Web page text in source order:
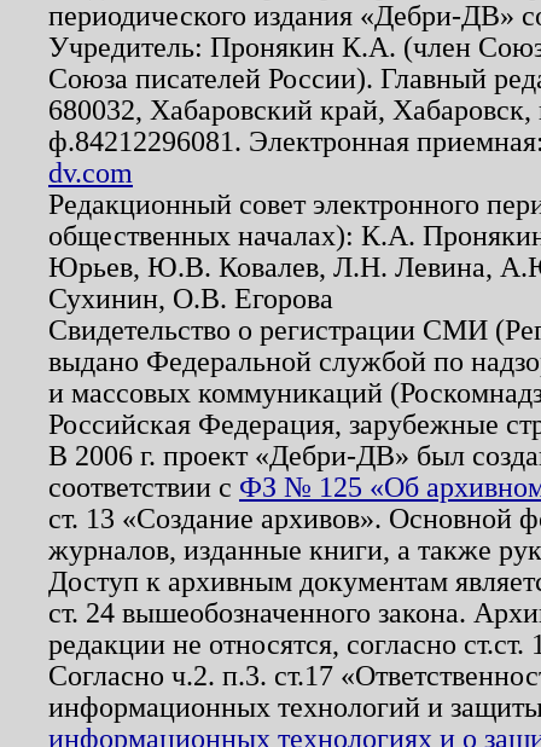
периодического издания «Дебри-ДВ»
Учредитель: Пронякин К.А. (член
Союза писателей России). Главный
680032, Хабаровский край,
ф.84212296081. Электронная
dv.com
Редакционный совет электронного
общественных началах): К.А.
Юрьев, Ю.В. Ковалев, Л.Н. Левина,
Сухинин, О.В. Егорова
Свидетельство о регистрации СМИ
выдано Федеральной службой по
и массовых коммуникаций
Российская Федерация, зарубежные
В 2006 г. проект «Дебри-ДВ» был
соответствии с ФЗ № 125 «Об
ст. 13 «Создание архивов». Основной
журналов, изданные книги, а также
Доступ к архивным документам
ст. 24 вышеобозначенного закона.
редакции не относятся, согласно
Согласно ч.2. п.3. ст.17
информационных технологий и
информационных технологиях и о